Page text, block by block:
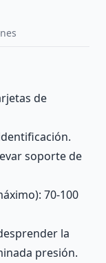
de
soporte de
70-100
la
presión.